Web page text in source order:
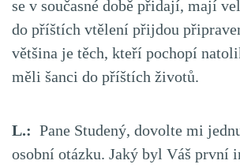
se v současné době přidají, mají
do příštích vtělení přijdou
většina je těch, kteří pochopí
měli šanci do příštích životů.
L.: Pane Studený, dovolte mi
osobní otázku. Jaký byl Váš první